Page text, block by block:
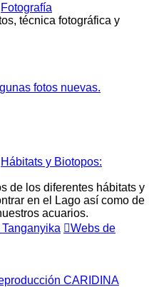
Fotografía
técnica fotográfica y
fotos nuevas.
Hábitats y Biotopos:
de los diferentes hábitats y
en el Lago así como de
acuarios.
Webs de
CARIDINA